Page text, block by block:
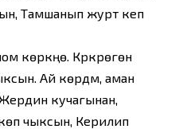
Тамшанып журт кеп
көркүңө. Күркүрөгөн
Ай көрдүм, аман
кучагынан,
чыксын, Керилип